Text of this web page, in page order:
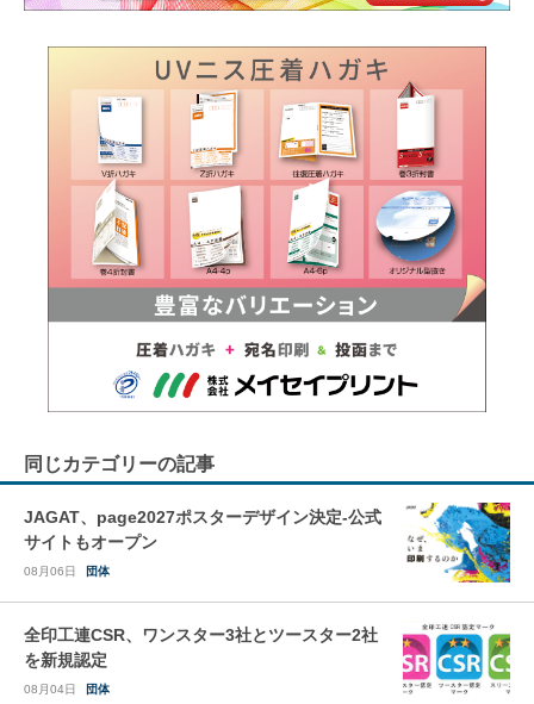
同じカテゴリーの記事
JAGAT、page2027ポスターデザイン決定-公式
サイトもオープン
08月06日 団体
全印工連CSR、ワンスター3社とツースター2社
を新規認定
08月04日 団体